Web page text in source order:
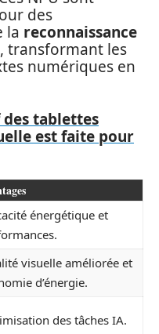
des
la reconnaissance
, transformant les
numériques en
tablettes
est faite pour
énergétique et
visuelle améliorée et
d’énergie.
des tâches IA.